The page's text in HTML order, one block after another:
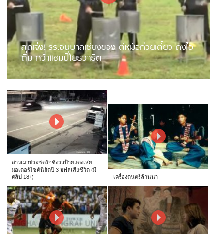
สุดเจ๋ง! รร.อนุบาลเชียงของ ตีหม้อก๋วยเตี๋ยว-ถังไอ
ติม คว้าแชมป์โยธวาธิต
สาวเมาประชดรักซิ่งรถป้ายแดงเสย
มอเตอร์ไซค์นิสิตปี 3 มฟลเสียชีวิต (มี
คลิป 18+)
เครื่องดนตรีล้านนา